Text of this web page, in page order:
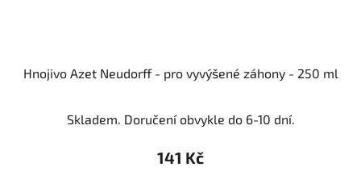
Hnojivo Azet Neudorff - pro vyvýšené záhony - 250 ml
Skladem. Doručení obvykle do 6-10 dní.
141 Kč